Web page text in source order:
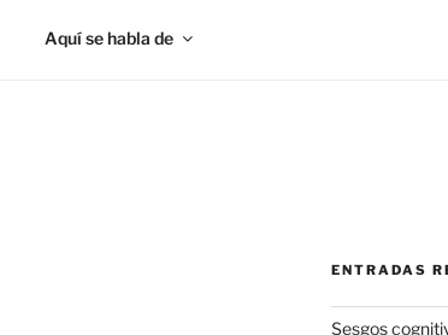
Aquí se habla de
ENTRADAS
Sesgos